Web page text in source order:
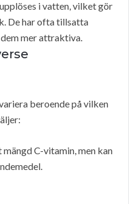
i vatten, vilket gör
De har ofta tillsatta
mer attraktiva.
beroende på vilken
C-vitamin, men kan